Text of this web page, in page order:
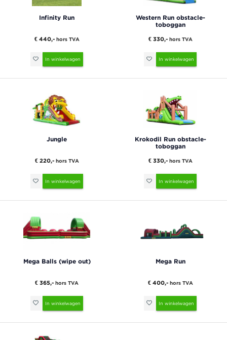
Infinity Run
€ 440,- hors TVA
In winkelwagen
Western Run obstacle-
toboggan
€ 330,- hors TVA
In winkelwagen
Jungle
€ 220,- hors TVA
In winkelwagen
Krokodil Run obstacle-
toboggan
€ 330,- hors TVA
In winkelwagen
Mega Balls (wipe out)
€ 365,- hors TVA
In winkelwagen
Mega Run
€ 400,- hors TVA
In winkelwagen